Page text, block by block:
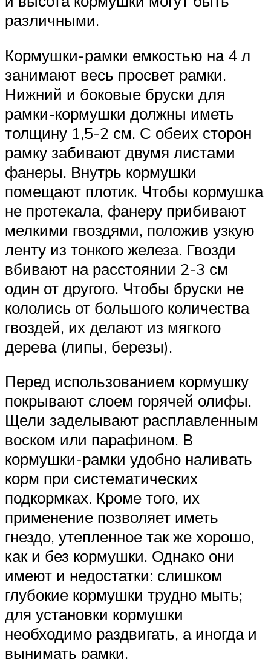
различными.
Кормушки-рамки емкостью на 4 л
занимают весь просвет рамки.
Нижний и боковые бруски для
рамки-кормушки должны иметь
толщину 1,5-2 см. С обеих сторон
рамку забивают двумя листами
фанеры. Внутрь кормушки
помещают плотик. Чтобы кормушка
не протекала, фанеру прибивают
мелкими гвоздями, положив узкую
ленту из тонкого железа. Гвозди
вбивают на расстоянии 2-3 см
один от другого. Чтобы бруски не
кололись от большого количества
гвоздей, их делают из мягкого
дерева (липы, березы).
Перед использованием кормушку
покрывают слоем горячей олифы.
Щели заделывают расплавленным
воском или парафином. В
кормушки-рамки удобно наливать
корм при систематических
подкормках. Кроме того, их
применение позволяет иметь
гнездо, утепленное так же хорошо,
как и без кормушки. Однако они
имеют и недостатки: слишком
глубокие кормушки трудно мыть;
для установки кормушки
необходимо раздвигать, а иногда и
вынимать рамки.